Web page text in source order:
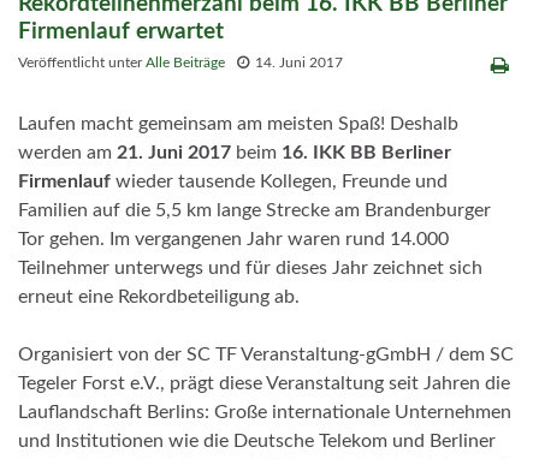
Rekordteilnehmerzahl beim 16. IKK BB Berliner
Firmenlauf erwartet
Veröffentlicht unterAlle Beiträge 14. Juni 2017
Laufen macht gemeinsam am meisten Spaß! Deshalb
werden am 21. Juni 2017 beim 16. IKK BB Berliner
Firmenlauf wieder tausende Kollegen, Freunde und
Familien auf die 5,5 km lange Strecke am Brandenburger
Tor gehen. Im vergangenen Jahr waren rund 14.000
Teilnehmer unterwegs und für dieses Jahr zeichnet sich
erneut eine Rekordbeteiligung ab.
Organisiert von der SC TF Veranstaltung-gGmbH / dem SC
Tegeler Forst e.V., prägt diese Veranstaltung seit Jahren die
Lauflandschaft Berlins: Große internationale Unternehmen
und Institutionen wie die Deutsche Telekom und Berliner